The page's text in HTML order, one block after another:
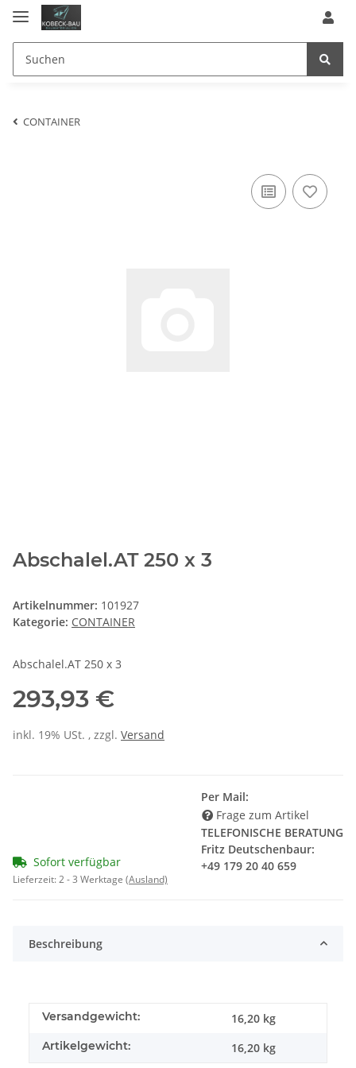
CONTAINER
Abschalel.AT 250 x 3
Artikelnummer: 101927
Kategorie: CONTAINER
Abschalel.AT 250 x 3
293,93 €
inkl. 19% USt. , zzgl. Versand
Sofort verfügbar
Lieferzeit:2 - 3 Werktage (Ausland)
Per Mail:
Frage zum Artikel
TELEFONISCHE BERATUNG
Fritz Deutschenbaur:
+49 179 20 40 659
Beschreibung
Versandgewicht: 16,20 kg
Artikelgewicht: 16,20 kg